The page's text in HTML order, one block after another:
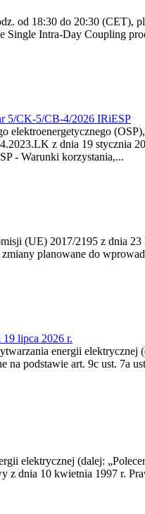
od 18:30 do 20:30 (CET),
Single Intra-Day Coupling
5/CK-5/CB-4/2026 IRiESP
elektroenergetycznego
z dnia 19 stycznia
- Warunki korzystania,...
(UE) 2017/2195 z dnia 23‍
planowane do
lipca 2026 r.
energii elektrycznej
na podstawie art. 9c ust. 7a
elektrycznej (dalej:
z dnia 10 kwietnia 1997 r.